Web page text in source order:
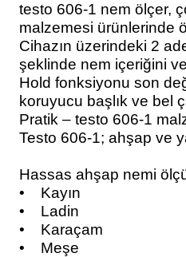
testo 606-1 nem ölçer,
malzemesi ürünlerinde
Cihazın üzerindeki 2
şeklinde nem içeriğini
Hold fonksiyonu son
koruyucu başlık ve bel
Pratik – testo 606-1
Testo 606-1; ahşap ve
Hassas ahşap nemi
• Kayın
• Ladin
• Karaçam
• Meşe